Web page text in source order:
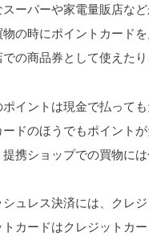
スーパーや家電量販店な
物の時にポイントカード
の商品券として使えた
ポイントは現金で払って
ードのほうでもポイント
提携ショップでの買物に
シュレス決済には、クレ
トカードはクレジットカ